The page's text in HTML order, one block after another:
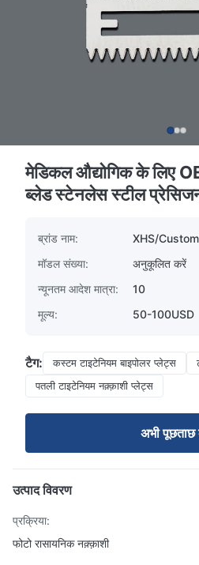
मेडिकल औद्योगिक के लिए
ब्लेड स्टेनलेस स्टील
ब्रांड नाम:
XHS/
मॉडल संख्या:
अनुकूलित करें
न्यूनतम आदेश मात्रा:
10
मूल्य:
50-100USD
टैग: कस्टम टाइटेनियम बाइपोलर प्लेट्स
पतली टाइटेनियम नक़्क़ाशी प्लेट्स
अभी
उत्पाद विवरण
प्रक्रिया:
फोटो रासायनिक नक़्क़ाशी